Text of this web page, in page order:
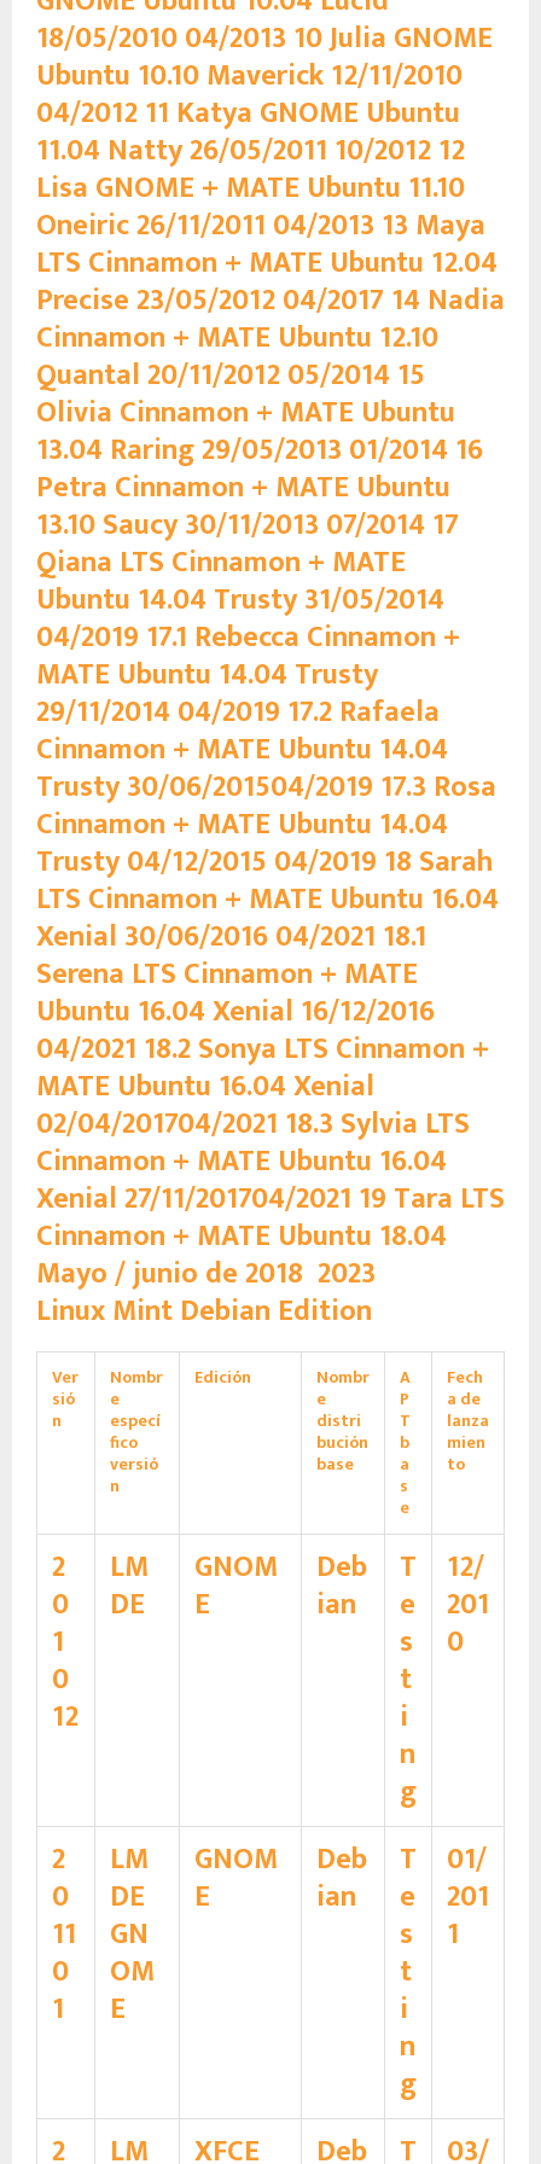
18/05/2010 04/2013 10 Julia GNOME
Ubuntu 10.10 Maverick 12/11/2010
04/2012 11 Katya GNOME Ubuntu
11.04 Natty 26/05/2011 10/2012 12
Lisa GNOME + MATE Ubuntu 11.10
Oneiric 26/11/2011 04/2013 13 Maya
LTS Cinnamon + MATE Ubuntu 12.04
Precise 23/05/201204/2017 14 Nadia
Cinnamon + MATE Ubuntu 12.10
Quantal 20/11/201205/2014 15
Olivia Cinnamon + MATE Ubuntu
13.04 Raring 29/05/2013 01/2014 16
Petra Cinnamon + MATE Ubuntu
13.10 Saucy 30/11/2013 07/2014 17
Qiana LTS Cinnamon + MATE
Ubuntu 14.04 Trusty 31/05/2014
04/2019 17.1 Rebecca Cinnamon +
MATE Ubuntu 14.04 Trusty
29/11/2014 04/2019 17.2 Rafaela
Cinnamon + MATE Ubuntu 14.04
Trusty 30/06/2015​ 04/2019 17.3 Rosa
Cinnamon + MATE Ubuntu 14.04
Trusty 04/12/2015 04/2019 18 Sarah
LTS Cinnamon + MATE Ubuntu 16.04
Xenial 30/06/201604/2021 18.1
Serena LTS Cinnamon + MATE
Ubuntu 16.04 Xenial 16/12/2016
04/2021 18.2 Sonya LTS Cinnamon +
MATE Ubuntu 16.04 Xenial
02/04/2017​ 04/2021 18.3 Sylvia LTS
Cinnamon + MATE Ubuntu 16.04
Xenial 27/11/2017​ 04/2021 19 Tara LTS
Cinnamon + MATE Ubuntu 18.04
Mayo / junio de 2018 2023
Linux Mint Debian Edition
Ver
sió
n
Nombr
e
especí
fico
versió
n
Edición Nombr
e
distri
bución
base
A
P
T
b
a
s
e
Fech
a de
lanza
mien
to
2
0
1
0
12
LM
DE
GNOM
E
Deb
ian
T
e
s
t
i
n
g
12/
201
0
2
0
11
0
1
LM
DE
GN
OM
E
GNOM
E
Deb
ian
T
e
s
t
i
n
g
01/
201
1
2 LM XFCE Deb T 03/